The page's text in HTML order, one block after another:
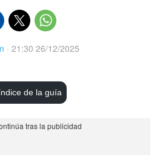
· 21:30 26/12/2025
de la guía